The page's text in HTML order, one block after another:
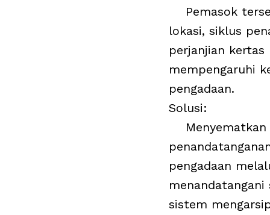
Pemasok
lokasi, siklus
perjanjian kertas
mempengaruhi
pengadaan.
Solusi:
Menyematkan
pengadaan
menandatangani
sistem